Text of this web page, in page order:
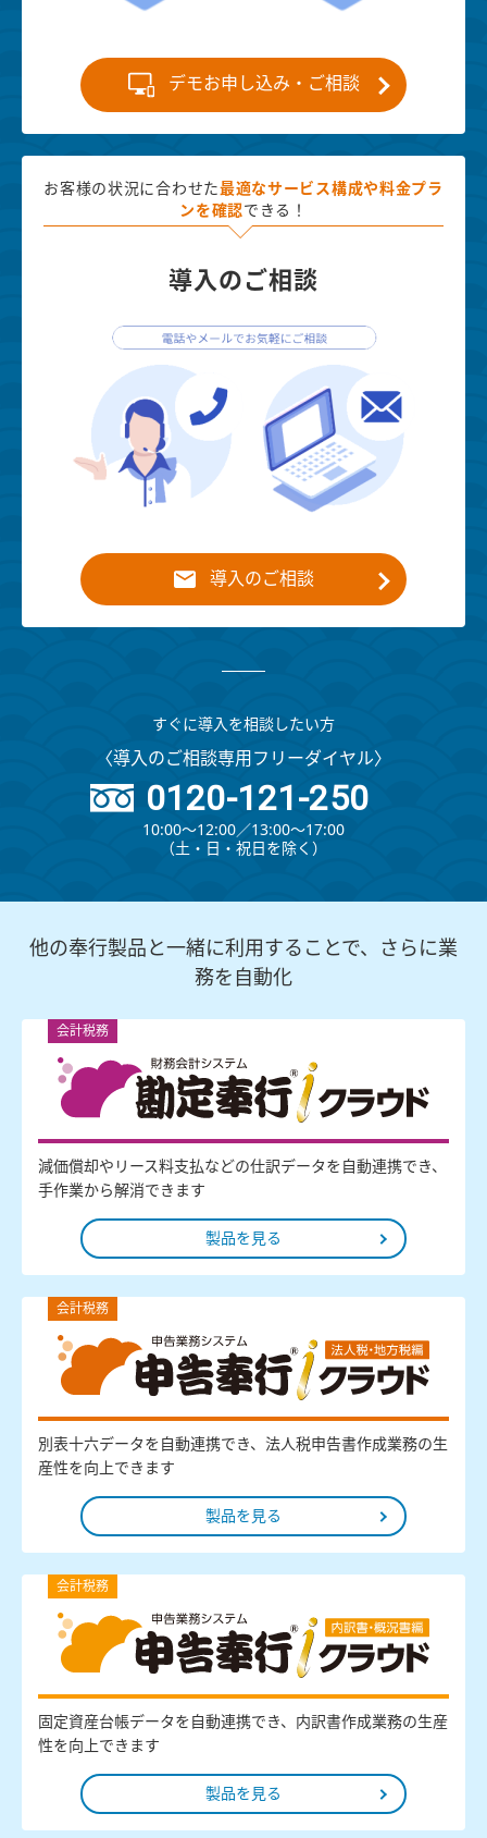
デモお申し込み・ご相談
お客様の状況に合わせた最適なサービス構成や料金プラ
ンを確認できる！
導入のご相談
導入のご相談
すぐに導入を相談したい方
〈導入のご相談専用フリーダイヤル〉
0120-121-250
10:00～12:00∕13:00～17:00
（⼟・⽇・祝⽇を除く）
他の奉行製品と一緒に利用することで、さらに業
務を自動化
会計税務
減価償却やリース料支払などの仕訳データを自動連携でき、
手作業から解消できます
製品を見る
会計税務
別表十六データを自動連携でき、法人税申告書作成業務の生
産性を向上できます
製品を見る
会計税務
固定資産台帳データを自動連携でき、内訳書作成業務の生産
性を向上できます
製品を見る